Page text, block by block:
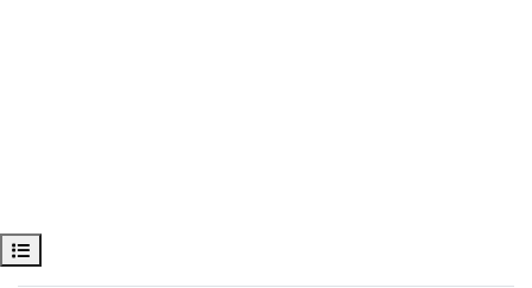
Ouvrir l’index du cours